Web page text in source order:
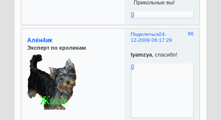
Прикольные вы!
0
Поделиться 86
24-
12-2009 06:17:29
Алён4ик
Эксперт по кроликам
lyamzya, спасибо!
0